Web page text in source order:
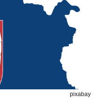
pixabay